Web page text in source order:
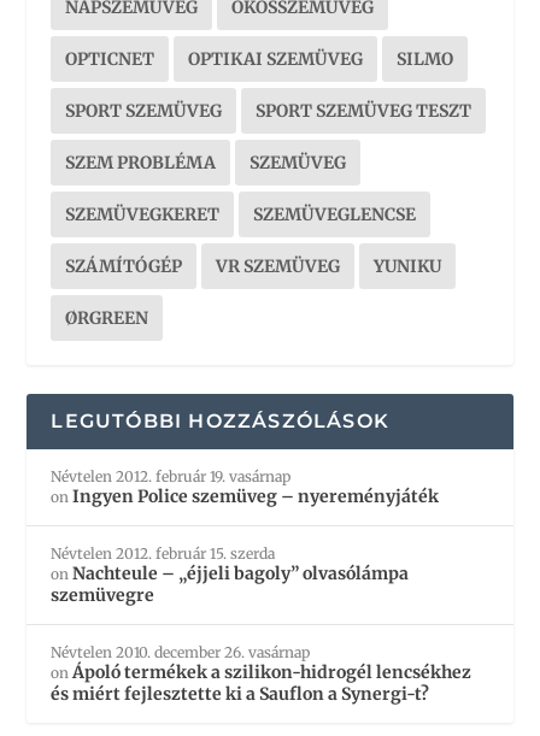
NAPSZEMÜVEG OKOSSZEMÜVEG
OPTICNET OPTIKAI SZEMÜVEG SILMO
SPORT SZEMÜVEG SPORT SZEMÜVEG TESZT
SZEM PROBLÉMA SZEMÜVEG
SZEMÜVEGKERET SZEMÜVEGLENCSE
SZÁMÍTÓGÉP VR SZEMÜVEG YUNIKU
ØRGREEN
LEGUTÓBBI HOZZÁSZÓLÁSOK
Névtelen 2012. február 19. vasárnap
onIngyen Police szemüveg – nyereményjáték
Névtelen 2012. február 15. szerda
onNachteule – „éjjeli bagoly” olvasólámpa
szemüvegre
Névtelen 2010. december 26. vasárnap
onÁpoló termékek a szilikon-hidrogél lencsékhez
és miért fejlesztette ki a Sauflon a Synergi-t?